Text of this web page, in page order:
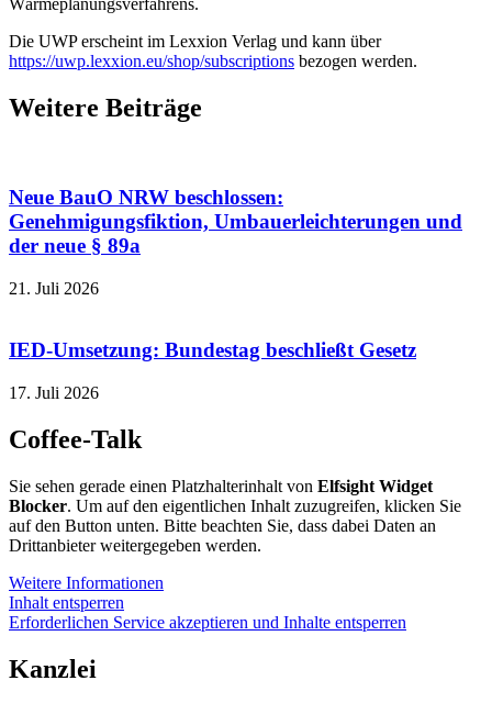
Wärmeplanungsverfahrens.
Die UWP erscheint im Lexxion Verlag und kann über
https://uwp.lexxion.eu/shop/subscriptions bezogen werden.
Weitere Beiträge
Neue BauO NRW beschlossen:
Genehmigungsfiktion, Umbauerleichterungen und
der neue § 89a
21. Juli 2026
IED-Umsetzung: Bundestag beschließt Gesetz
17. Juli 2026
Coffee-Talk
Sie sehen gerade einen Platzhalterinhalt von Elfsight Widget
Blocker. Um auf den eigentlichen Inhalt zuzugreifen, klicken Sie
auf den Button unten. Bitte beachten Sie, dass dabei Daten an
Drittanbieter weitergegeben werden.
Weitere Informationen
Inhalt entsperren
Erforderlichen Service akzeptieren und Inhalte entsperren
Kanzlei